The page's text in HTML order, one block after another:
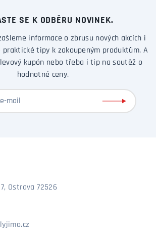
SE K ODBĚRU NOVINEK.
informace o zbrusu nových akcích i
praktické tipy k zakoupeným produktům. A
kupón nebo třeba i tip na soutěž o
hodnotné ceny.
Ostrava 72526